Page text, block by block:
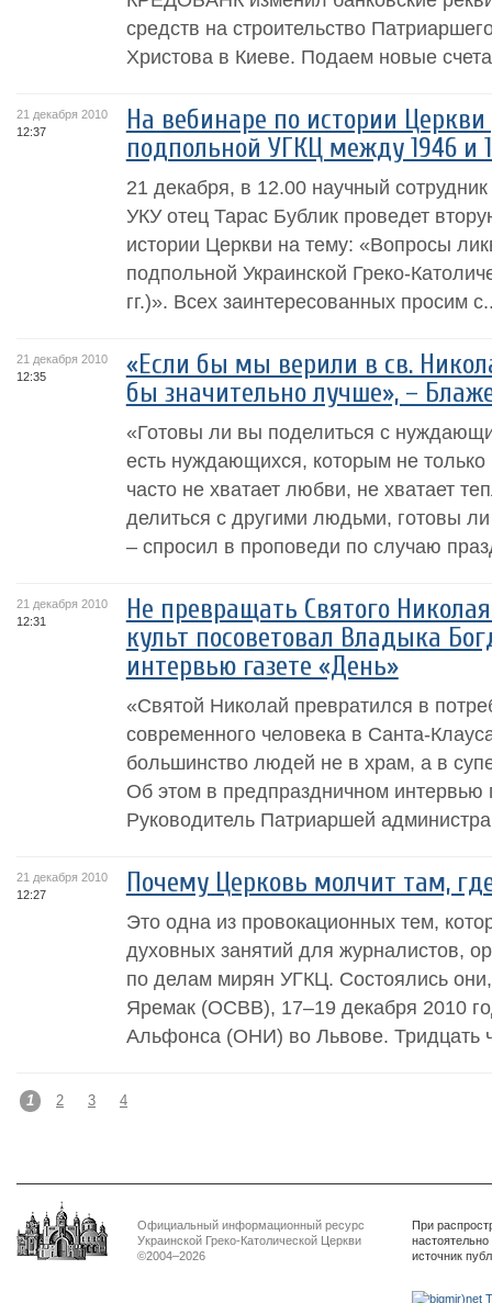
средств на строительство
Христова в Киеве. Подаем новые
21 декабря 2010
12:37
На вебинаре по истории Церкви
подпольной УГКЦ между 1946 и
21 декабря, в 12.00 научный
УКУ отец Тарас Бублик проведет
истории Церкви на тему: «Вопросы
подпольной Украинской Греко-
гг.)». Всех заинтересованных просим
21 декабря 2010
12:35
«Если бы мы верили в св.
бы значительно лучше», –
«Готовы ли вы поделиться с
есть нуждающихся, которым не только
часто не хватает любви, не хватает
делиться с другими людьми, готовы
– спросил в проповеди по случаю
21 декабря 2010
12:31
Не превращать Святого
культ посоветовал Владыка
интервью газете «День»
«Святой Николай превратился в
современного человека в Санта-
большинство людей не в храм, а в
Об этом в предпраздничном интервью
Руководитель Патриаршей
21 декабря 2010
12:27
Почему Церковь молчит там,
Это одна из провокационных тем,
духовных занятий для журналистов,
по делам мирян УГКЦ. Состоялись
Яремак (ОСВВ), 17–19 декабря 2010
Альфонса (ОНИ) во Львове. Тридцать
1 2 3 4
Официальный информационный ресурс
Украинской Греко-Католической Церкви
©2004–2026
При
источник